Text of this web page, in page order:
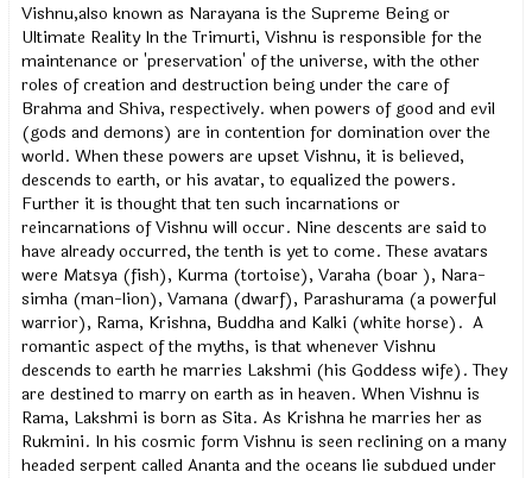
Vishnu,also known as Narayana is the Supreme Being or
Ultimate Reality In the Trimurti, Vishnu is responsible for the
maintenance or 'preservation' of the universe, with the other
roles of creation and destruction being under the care of
Brahma and Shiva, respectively. when powers of good and evil
(gods and demons) are in contention for domination over the
world. When these powers are upset Vishnu, it is believed,
descends to earth, or his avatar, to equalized the powers.
Further it is thought that ten such incarnations or
reincarnations of Vishnu will occur. Nine descents are said to
have already occurred, the tenth is yet to come. These avatars
were Matsya (fish), Kurma (tortoise), Varaha (boar ), Nara-
simha (man-lion), Vamana (dwarf), Parashurama (a powerful
warrior), Rama, Krishna, Buddha and Kalki (white horse). A
romantic aspect of the myths, is that whenever Vishnu
descends to earth he marries Lakshmi (his Goddess wife). They
are destined to marry on earth as in heaven. When Vishnu is
Rama, Lakshmi is born as Sita. As Krishna he marries her as
Rukmini. In his cosmic form Vishnu is seen reclining on a many
headed serpent called Ananta and the oceans lie subdued under